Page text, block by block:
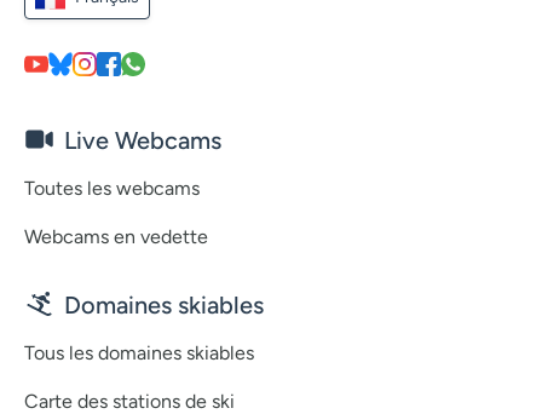
Live Webcams
Toutes les webcams
Webcams en vedette
Domaines skiables
Tous les domaines skiables
Carte des stations de ski